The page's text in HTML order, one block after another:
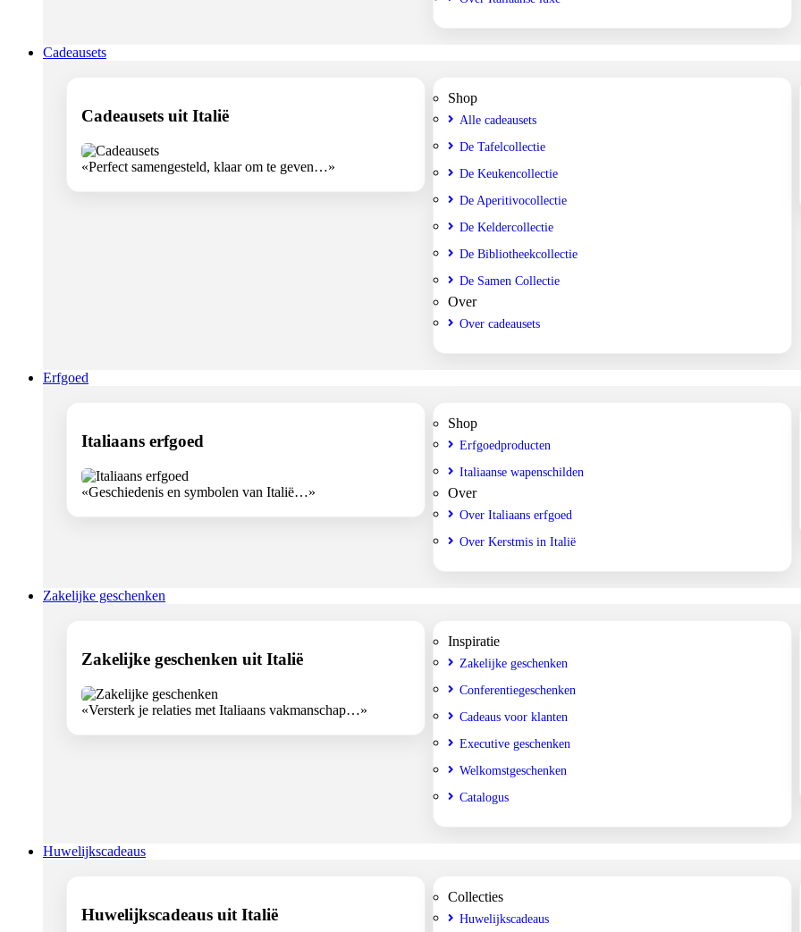
Cadeausets
Cadeausets uit Italië
«Perfect samengesteld, klaar om te geven…»
Shop
Alle cadeausets
De Tafelcollectie
De Keukencollectie
De Aperitivocollectie
De Keldercollectie
De Bibliotheekcollectie
De Samen Collectie
Over
Over cadeausets
Erfgoed
Italiaans erfgoed
«Geschiedenis en symbolen van Italië…»
Shop
Erfgoedproducten
Italiaanse wapenschilden
Over
Over Italiaans erfgoed
Over Kerstmis in Italië
Zakelijke geschenken
Zakelijke geschenken uit Italië
«Versterk je relaties met Italiaans vakmanschap…»
Inspiratie
Zakelijke geschenken
Conferentiegeschenken
Cadeaus voor klanten
Executive geschenken
Welkomstgeschenken
Catalogus
Huwelijkscadeaus
Huwelijkscadeaus uit Italië
Collecties
Huwelijkscadeaus